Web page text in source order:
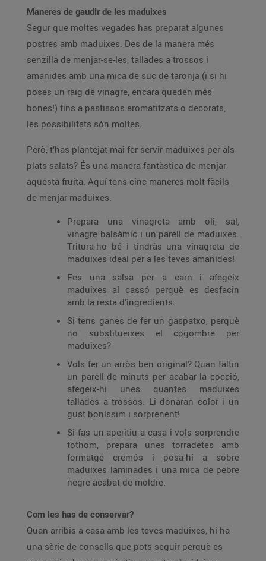
Maneres de gaudir de les maduixes
Segur que moltes vegades has preparat algunes
postres amb maduixes. Des de la manera més
senzilla de menjar-se-les, tallades a trossos i
amanides amb una mica de suc de taronja (i si hi
poses un raig de vinagre, encara queden més
bones!) fins a pastissos aromatitzats o decorats,
les possibilitats són moltes.
Però, t’has plantejat mai fer servir maduixes per als
plats salats? És una manera fantàstica de menjar
aquesta fruita. Aquí tens cinc maneres molt fàcils
de menjar maduixes:
Prepara una vinagreta amb oli, sal,
vinagre balsàmic i un parell de maduixes.
Tritura-ho bé i tindràs una vinagreta de
maduixes ideal per a les teves amanides!
Fes una salsa per a carn i afegeix
maduixes al cassó perquè es desfacin
amb la resta d’ingredients.
Si tens ganes de fer un gaspatxo, perquè
no substitueixes el cogombre per
maduixes?
Vols fer un arròs ben original? Quan faltin
un parell de minuts per acabar la cocció,
afegeix-hi unes quantes maduixes
tallades a trossos. Li donaran color i un
gust boníssim i sorprenent!
Si fas un aperitiu a casa i vols sorprendre
tothom, prepara unes torradetes amb
formatge cremós i posa-hi a sobre
maduixes laminades i una mica de pebre
negre acabat de moldre.
Com les has de conservar?
Quan arribis a casa amb les teves maduixes, hi ha
una sèrie de consells que pots seguir perquè es